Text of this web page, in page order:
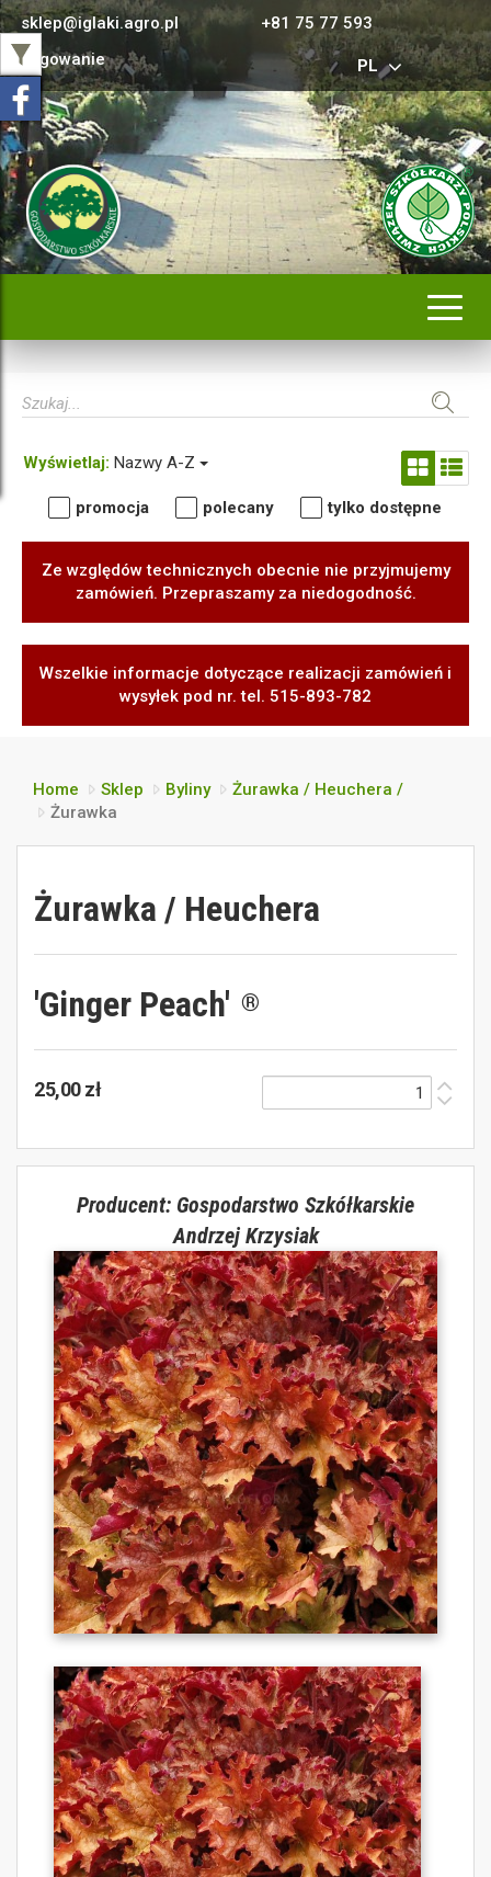
sklep@iglaki.agro.pl
+81 75 77 593
Logowanie
PL
Wyświetlaj: Nazwy A-Z
promocja polecany tylko dostępne
Ze względów technicznych obecnie nie przyjmujemy
zamówień. Przepraszamy za niedogodność.
Wszelkie informacje dotyczące realizacji zamówień i
wysyłek pod nr. tel. 515-893-782
Home Sklep Byliny
Żurawka / Heuchera /
Żurawka
Żurawka / Heuchera
'Ginger Peach' ®
25,00 zł
Producent: Gospodarstwo Szkółkarskie
Andrzej Krzysiak